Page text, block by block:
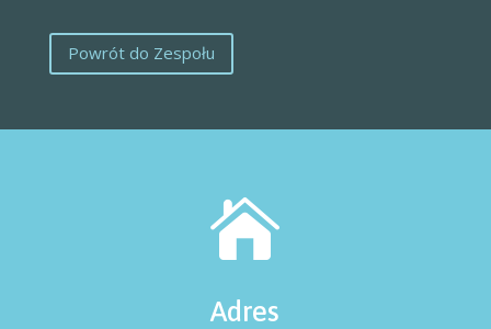
Powrót do Zespołu

Adres